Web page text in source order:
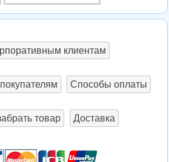
клиентам
Способы оплаты
товар Доставка